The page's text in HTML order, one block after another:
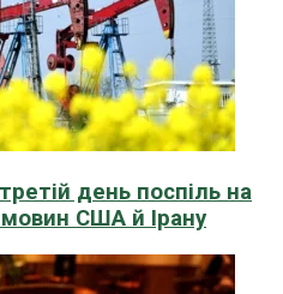
день поспіль на
США й Ірану